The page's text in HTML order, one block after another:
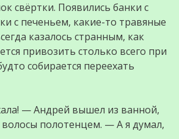
свёртки. Появились банки с
с печеньем, какие-то травяные
казалось странным, как
привозить столько всего при
собирается переехать
— Андрей вышел из ванной,
полотенцем. — А я думал,